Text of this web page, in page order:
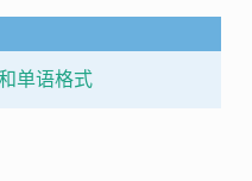
单语格式